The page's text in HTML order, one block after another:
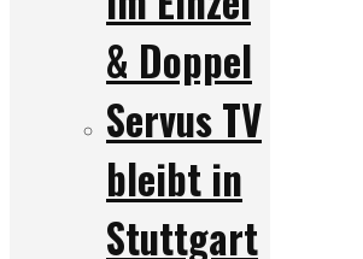
& Doppel
Servus TV
bleibt in
Stuttgart